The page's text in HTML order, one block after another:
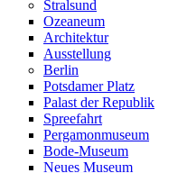
Stralsund
Ozeaneum
Architektur
Ausstellung
Berlin
Potsdamer Platz
Palast der Republik
Spreefahrt
Pergamonmuseum
Bode-Museum
Neues Museum